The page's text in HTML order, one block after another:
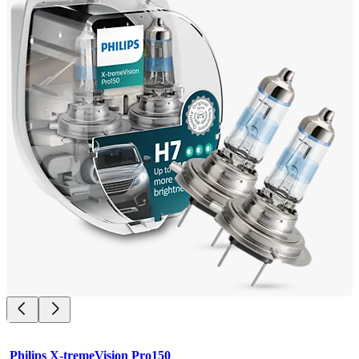
Philips X-tremeVision Pro150